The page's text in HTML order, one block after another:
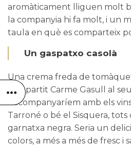
aromàticament lliguen molt
la companyia hi fa molt, i un
taula en què es comparteix
Un gaspatxo casolà
Una crema freda de
compartit Carme Gasull
al
L’acompanyaríem amb els
Tarroné o bé el Sisquera, tots
garnatxa negra. Seria un
colors, a més a més de fresc i